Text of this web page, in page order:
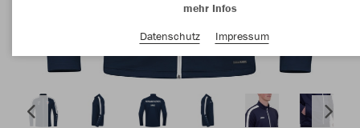
mehr Infos
Datenschutz
Impressum